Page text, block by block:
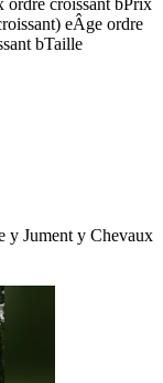
eÂge ordre
bTaille
y Jument y Chevaux